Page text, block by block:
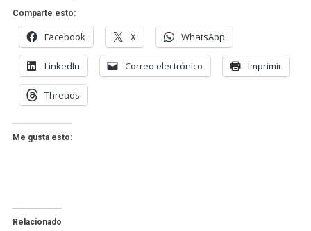
Comparte esto:
Facebook X WhatsApp
LinkedIn Correo electrónico Imprimir
Threads
Me gusta esto:
Relacionado